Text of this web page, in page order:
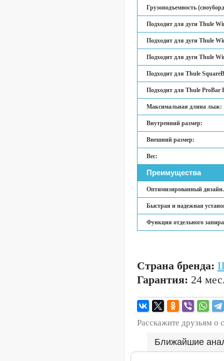
Грузоподъемность
Подходит для дуги Thule
Подходит для дуги Thule
Подходит для дуги Thule
Подходит для Thule
Подходит для Thule ProBar
Максимальная длина лыж:
Внутренний размер:
Внешний размер:
Вес:
Преимущества
Оптимизированный дизайн.
Быстрая и надежная
Функция отдельного
Страна бренда:
Гарантия: 24
Расскажите друзьям о
Ближайшие